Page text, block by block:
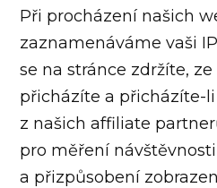
Při procházení našich
zaznamenáváme vaši
se na stránce zdržíte,
přicházíte a přicházíte-
z našich affiliate
pro měření
a přizpůsobení